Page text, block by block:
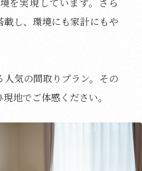
し、環境にも家計にもや
気の間取りプラン。その
地でご体感ください。